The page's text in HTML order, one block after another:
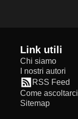
Link utili
Chi siamo
I nostri autori
RSS Feed
Come ascoltarci
Sitemap